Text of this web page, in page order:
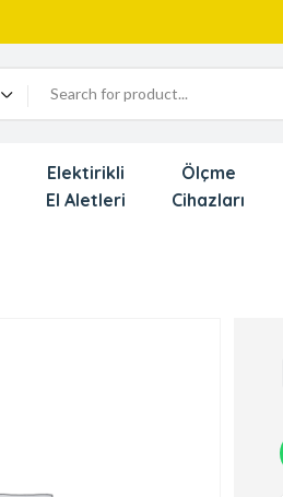
Yeni
Elektirikli
El Aletleri
Ölçme
Cihazları